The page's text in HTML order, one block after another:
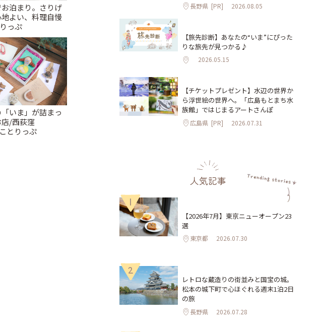
泊まり。さりげ
よい、料理自慢
っぷ
いま」が詰まっ
/西荻窪
とりっぷ
長野県 [PR] 2026.08.05
【旅先診断】あなたの“いま”にぴった
りな旅先が見つかる♪
2026.05.15
【チケットプレゼント】水辺の世界か
ら浮世絵の世界へ。「広島もとまち水
族館」ではじまるアートさんぽ
広島県 [PR] 2026.07.31
人気記事
1
【2026年7月】東京ニューオープン23
選
東京都 2026.07.30
2
レトロな蔵造りの街並みと国宝の城。
松本の城下町で心ほぐれる週末1泊2日
の旅
長野県 2026.07.28